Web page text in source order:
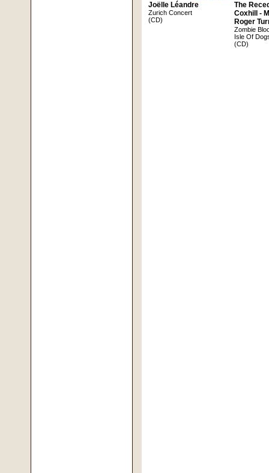
Joëlle Léandre
Zurich Concert
(CD)
The
Coxhill -
Roger
Zombie
Isle Of
(CD)